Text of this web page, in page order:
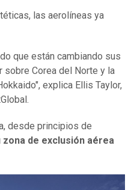
las aerolíneas ya
que están cambiando sus
sobre Corea del Norte y la
explica Ellis Taylor,
desde principios de
de exclusión aérea